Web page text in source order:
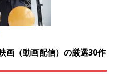
画（動画配信）の厳選30作